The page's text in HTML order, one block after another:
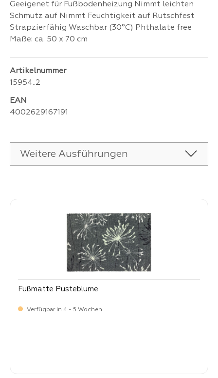
Geeigenet für Fußbodenheizung Nimmt leichten
Schmutz auf Nimmt Feuchtigkeit auf Rutschfest
Strapzierfähig Waschbar (30°C) Phthalate free
Maße: ca. 50 x 70 cm
Artikelnummer
15954..2
EAN
4002629167191
Weitere Ausführungen
Fußmatte Pusteblume
Verfügbar in 4 - 5 Wochen